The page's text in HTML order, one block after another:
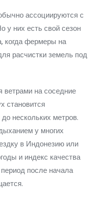
ассоциируются с
у них есть свой сезон
когда фермеры на
расчистки земель под
ветрами на соседние
становится
нескольких метров.
у многих
в Индонезию или
и индекс качества
после начала